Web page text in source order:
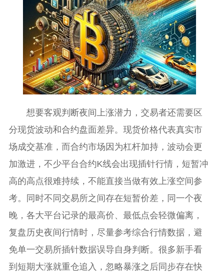
想要客观判断夜间上涨潜力，交易者还需要区
分现货波动和合约盘面差异。现货价格代表真实市
场成交基准，而合约市场因为杠杆加持，波动会更
加激进，不少平台合约K线会出现插针行情，短暂冲
高的高点很难持续，不能直接当做有效上涨空间参
考。同时不同交易所之间存在短暂价差，同一个夜
晚，各大平台记录的最高价、最低点会轻微偏离，
复盘历史夜间行情时，尽量参考综合行情数据，避
免单一交易所插针数据误导自身判断。很多新手看
到短期大涨就重仓追入，忽略暴涨之后同步存在快